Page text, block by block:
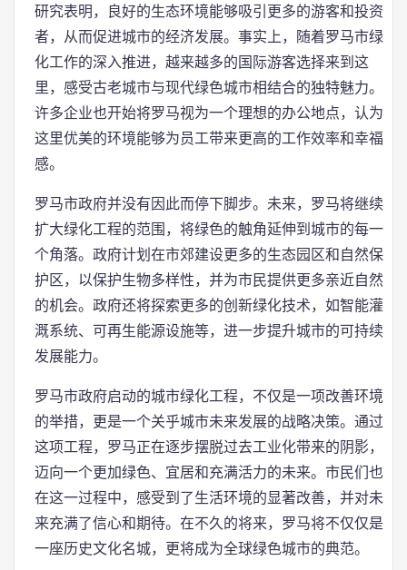
研究表明，良好的生态环境能够吸引更多的游客和投资
者，从而促进城市的经济发展。事实上，随着罗马市绿
化工作的深入推进，越来越多的国际游客选择来到这
里，感受古老城市与现代绿色城市相结合的独特魅力。
许多企业也开始将罗马视为一个理想的办公地点，认为
这里优美的环境能够为员工带来更高的工作效率和幸福
感。
罗马市政府并没有因此而停下脚步。未来，罗马将继续
扩大绿化工程的范围，将绿色的触角延伸到城市的每一
个角落。政府计划在市郊建设更多的生态园区和自然保
护区，以保护生物多样性，并为市民提供更多亲近自然
的机会。政府还将探索更多的创新绿化技术，如智能灌
溉系统、可再生能源设施等，进一步提升城市的可持续
发展能力。
罗马市政府启动的城市绿化工程，不仅是一项改善环境
的举措，更是一个关乎城市未来发展的战略决策。通过
这项工程，罗马正在逐步摆脱过去工业化带来的阴影，
迈向一个更加绿色、宜居和充满活力的未来。市民们也
在这一过程中，感受到了生活环境的显著改善，并对未
来充满了信心和期待。在不久的将来，罗马将不仅仅是
一座历史文化名城，更将成为全球绿色城市的典范。